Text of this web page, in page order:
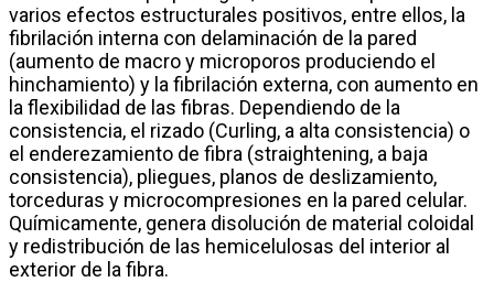
varios efectos estructurales positivos, entre ellos, la
fibrilación interna con delaminación de la pared
(aumento de macro y microporos produciendo el
hinchamiento) y la fibrilación externa, con aumento en
la flexibilidad de las fibras. Dependiendo de la
consistencia, el rizado (Curling, a alta consistencia) o
el enderezamiento de fibra (straightening, a baja
consistencia), pliegues, planos de deslizamiento,
torceduras y microcompresiones en la pared celular.
Químicamente, genera disolución de material coloidal
y redistribución de las hemicelulosas del interior al
exterior de la fibra.